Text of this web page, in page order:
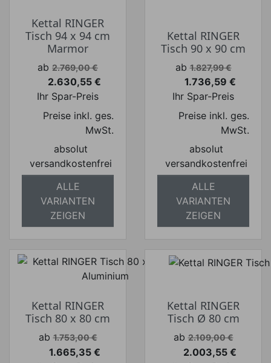
Kettal RINGER
Tisch 94 x 94 cm
Marmor
Verkaufspreis
ab 2.769,00 €
Preis
2.630,55 €
Ihr Spar-Preis
Preise inkl. ges.
MwSt.
absolut
versandkostenfrei
ALLE
VARIANTEN
ZEIGEN
Kettal RINGER
Tisch 90 x 90 cm
Verkaufspreis
ab 1.827,99 €
Preis
1.736,59 €
Ihr Spar-Preis
Preise inkl. ges.
MwSt.
absolut
versandkostenfrei
ALLE
VARIANTEN
ZEIGEN
Kettal RINGER
Tisch 80 x 80 cm
Verkaufspreis
ab 1.753,00 €
Preis
1.665,35 €
Kettal RINGER
Tisch Ø 80 cm
Verkaufspreis
ab 2.109,00 €
Preis
2.003,55 €